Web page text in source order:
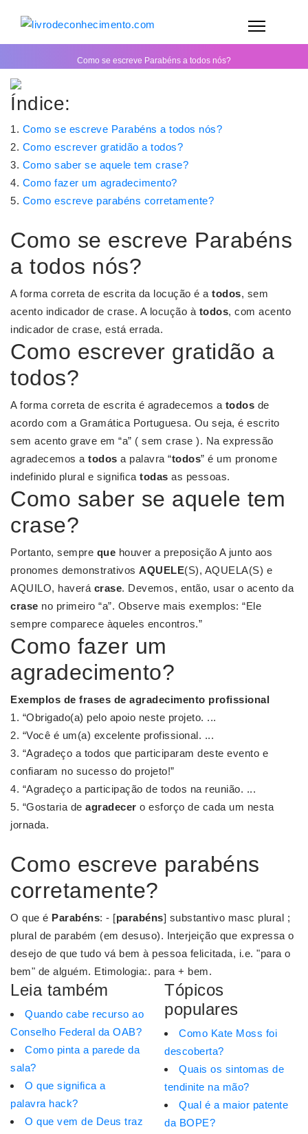
Como se escreve Parabéns a todos nós?
Índice:
Como se escreve Parabéns a todos nós?
Como escrever gratidão a todos?
Como saber se aquele tem crase?
Como fazer um agradecimento?
Como escreve parabéns corretamente?
Como se escreve Parabéns
a todos nós?
A forma correta de escrita da locução é a todos, sem
acento indicador de crase. A locução à todos, com acento
indicador de crase, está errada.
Como escrever gratidão a
todos?
A forma correta de escrita é agradecemos a todos de
acordo com a Gramática Portuguesa. Ou seja, é escrito
sem acento grave em “a” ( sem crase ). Na expressão
agradecemos a todos a palavra “todos” é um pronome
indefinido plural e significa todas as pessoas.
Como saber se aquele tem
crase?
Portanto, sempre que houver a preposição A junto aos
pronomes demonstrativos AQUELE(S), AQUELA(S) e
AQUILO, haverá crase. Devemos, então, usar o acento da
crase no primeiro “a”. Observe mais exemplos: “Ele
sempre comparece àqueles encontros.”
Como fazer um
agradecimento?
Exemplos de frases de agradecimento profissional
“Obrigado(a) pelo apoio neste projeto. ...
“Você é um(a) excelente profissional. ...
“Agradeço a todos que participaram deste evento e
confiaram no sucesso do projeto!”
“Agradeço a participação de todos na reunião. ...
“Gostaria de agradecer o esforço de cada um nesta
jornada.
Como escreve parabéns
corretamente?
O que é Parabéns: - [parabéns] substantivo masc plural ;
plural de parabém (em desuso). Interjeição que expressa o
desejo de que tudo vá bem à pessoa felicitada, i.e. "para o
bem" de alguém. Etimologia:. para + bem.
Leia também
Quando cabe recurso ao
Conselho Federal da OAB?
Como pinta a parede da
sala?
O que significa a
palavra hack?
O que vem de Deus traz
Tópicos
populares
Como Kate Moss foi
descoberta?
Quais os sintomas de
tendinite na mão?
Qual é a maior patente
da BOPE?